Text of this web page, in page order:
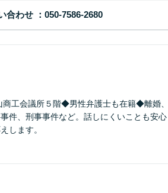
合わせ
工会議所５階◆男性弁護士も在籍◆離婚
件、刑事事件など。話しにくいことも安
します。